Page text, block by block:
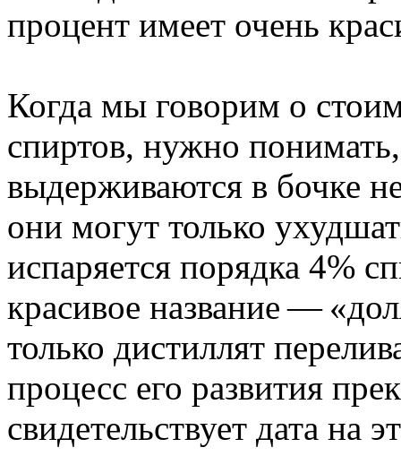
процент имеет очень
Когда мы говорим о
спиртов, нужно
выдерживаются в бочке
они могут только
испаряется порядка 4%
красивое название —
только дистиллят
процесс его развития
свидетельствует дата на